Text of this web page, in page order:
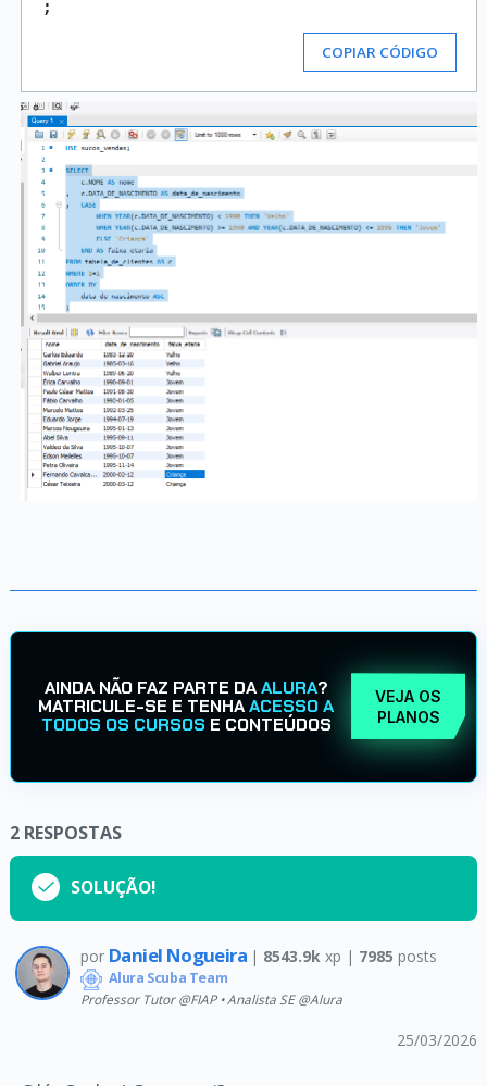
COPIAR CÓDIGO
AINDA NÃO FAZ PARTE DAALURA?
MATRICULE-SE E TENHAACESSO A
TODOS OS CURSOS E CONTEÚDOS
VEJA OS
PLANOS
2 RESPOSTAS
SOLUÇÃO!
por Daniel Nogueira | 8543.9k xp | 7985 posts
Alura Scuba Team
Professor Tutor @FIAP • Analista SE @Alura
25/03/2026